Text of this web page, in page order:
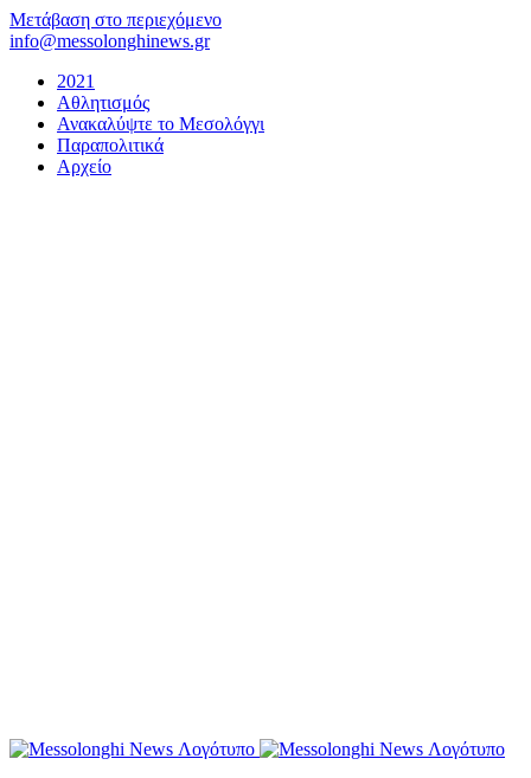
Μετάβαση στο περιεχόμενο
info@messolonghinews.gr
2021
Αθλητισμός
Ανακαλύψτε το Μεσολόγγι
Παραπολιτικά
Αρχείο